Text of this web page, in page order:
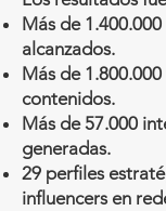
Más de 1.400.000
alcanzados.
Más de 1.800.000
contenidos.
Más de 57.000
generadas.
29 perfiles
influencers en